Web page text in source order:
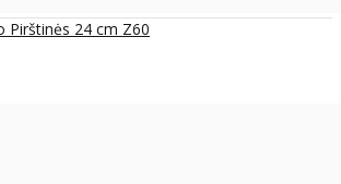
Pirštinės 24 cm Z60